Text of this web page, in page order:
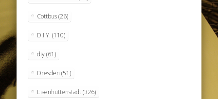
Cottbus(26)
D.I.Y. (110)
diy(61)
Dresden (51)
Eisenhüttenstadt(326)